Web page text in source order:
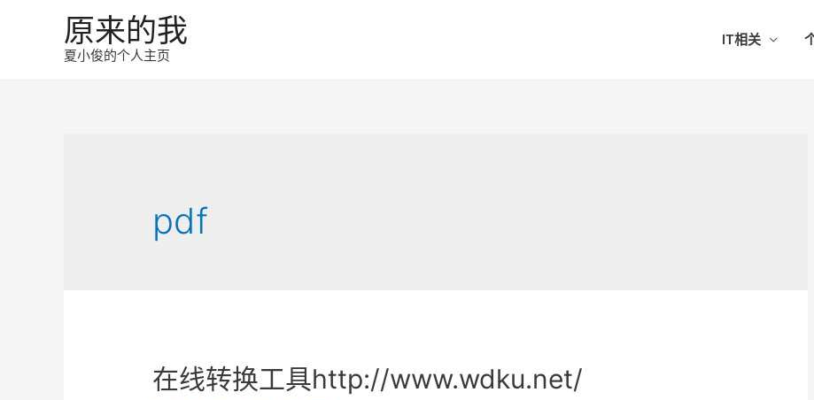
原来的我
夏小俊的个人主页
IT相关
pdf
在线转换工具http://www.wdku.net/